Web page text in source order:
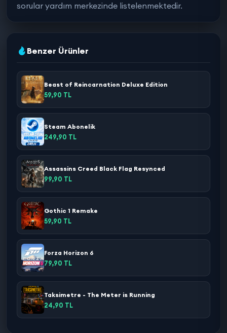
sorular yardım merkezinde listelenmektedir.
Benzer Ürünler
Beast of Reincarnation Deluxe Edition
59,90 TL
Steam Abonelik
249,90 TL
Assassins Creed Black Flag Resynced
99,90 TL
Gothic 1 Remake
59,90 TL
Forza Horizon 6
79,90 TL
Taksimetre - The Meter is Running
24,90 TL